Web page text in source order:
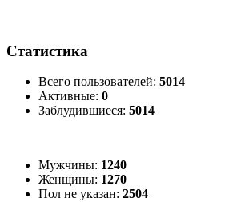
Статистика
Всего пользователей: 5014
Активные: 0
Заблудившиеся: 5014
Мужчины: 1240
Женщины: 1270
Пол не указан: 2504